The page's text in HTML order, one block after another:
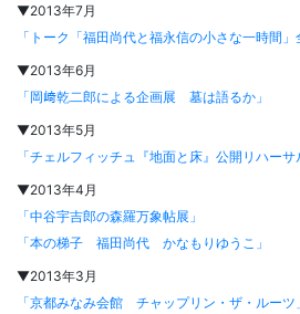
▼2013年7月
「トーク「福田尚代と福永信の小さな一時間」
▼2013年6月
「岡﨑乾二郎による企画展 墓は語るか」
▼2013年5月
「チェルフィッチュ『地面と床』公開リハーサ
▼2013年4月
「中谷宇吉郎の森羅万象帖展」
「本の梯子 福田尚代 かなもりゆうこ」
▼2013年3月
「京都みなみ会館 チャップリン・ザ・ルーツ」